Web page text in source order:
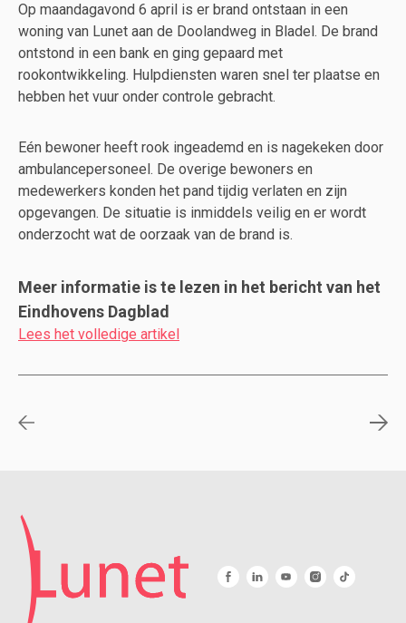
Op maandagavond 6 april is er brand ontstaan in een
woning van Lunet aan de Doolandweg in Bladel. De brand
ontstond in een bank en ging gepaard met
rookontwikkeling. Hulpdiensten waren snel ter plaatse en
hebben het vuur onder controle gebracht.
Eén bewoner heeft rook ingeademd en is nagekeken door
ambulancepersoneel. De overige bewoners en
medewerkers konden het pand tijdig verlaten en zijn
opgevangen. De situatie is inmiddels veilig en er wordt
onderzocht wat de oorzaak van de brand is.
Meer informatie is te lezen in het bericht van het
Eindhovens Dagblad
Lees het volledige artikel